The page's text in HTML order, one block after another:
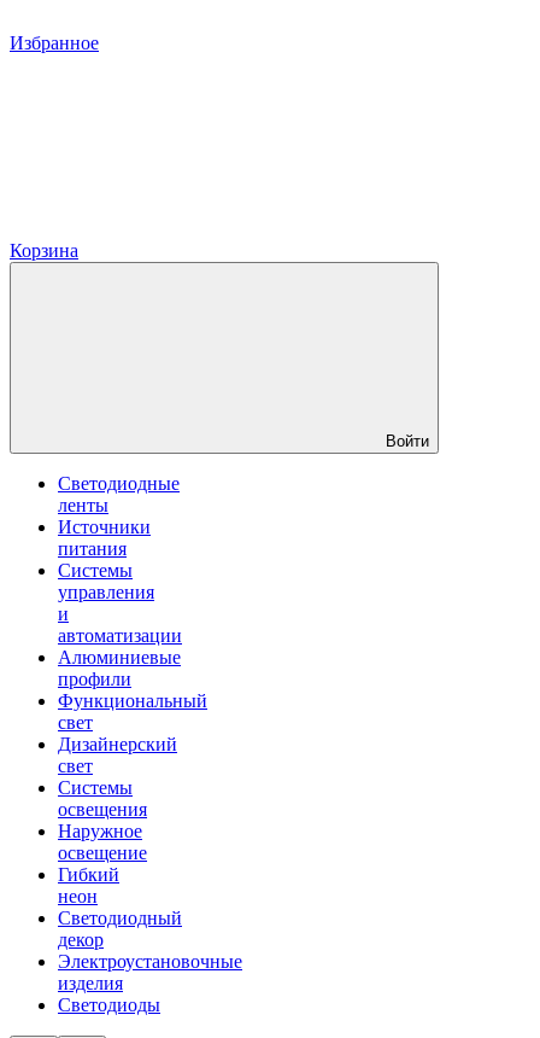
Избранное
Корзина
Войти
Светодиодные
ленты
Источники
питания
Системы
управления
и
автоматизации
Алюминиевые
профили
Функциональный
свет
Дизайнерский
свет
Системы
освещения
Наружное
освещение
Гибкий
неон
Светодиодный
декор
Электроустановочные
изделия
Светодиоды